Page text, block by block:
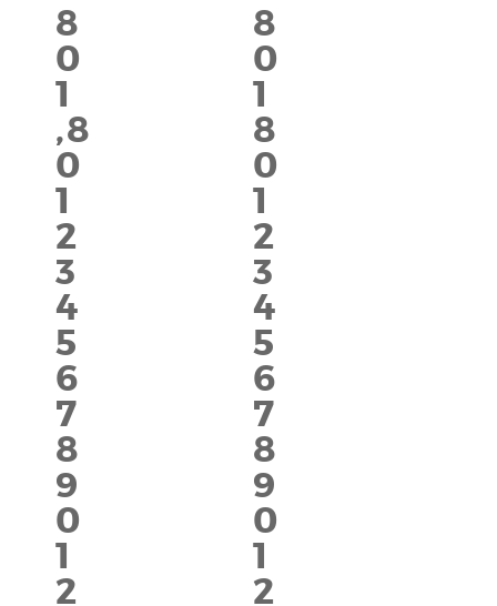
8
0
1
,8
0
1
2
3
4
5
6
7
8
9
0
1
2
8
0
1
8
0
1
2
3
4
5
6
7
8
9
0
1
2